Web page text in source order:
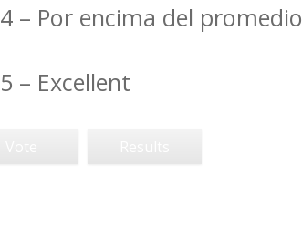
4 – Por encima del promedio
5 – Excellent